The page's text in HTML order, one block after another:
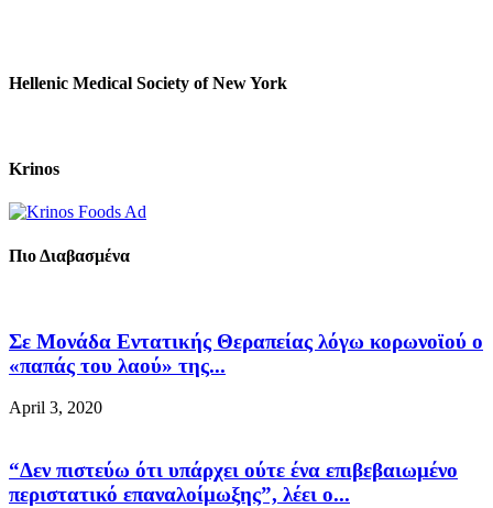
Hellenic Medical Society of New York
Krinos
Πιο Διαβασμένα
Σε Μονάδα Εντατικής Θεραπείας λόγω κορωνοϊού ο
«παπάς του λαού» της...
April 3, 2020
“Δεν πιστεύω ότι υπάρχει ούτε ένα επιβεβαιωμένο
περιστατικό επαναλοίμωξης”, λέει ο...